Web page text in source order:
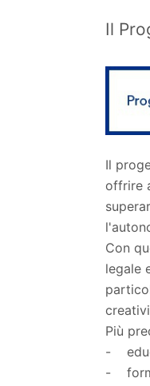
Il
Il
offrire
Con
legale
Più
-
-